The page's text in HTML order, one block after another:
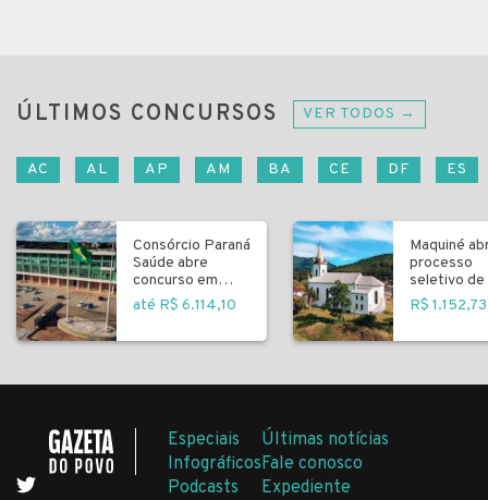
ÚLTIMOS CONCURSOS VER TODOS →
AC AL AP AM BA CE DF ES
Consórcio Paraná
Saúde abre
concurso em
Curitiba
até R$ 6.114,10
Maquiné
processo
seletivo de
R$ 1.152,73
Especiais
Infográficos
Podcasts
Últimas notícias
Fale conosco
Expediente